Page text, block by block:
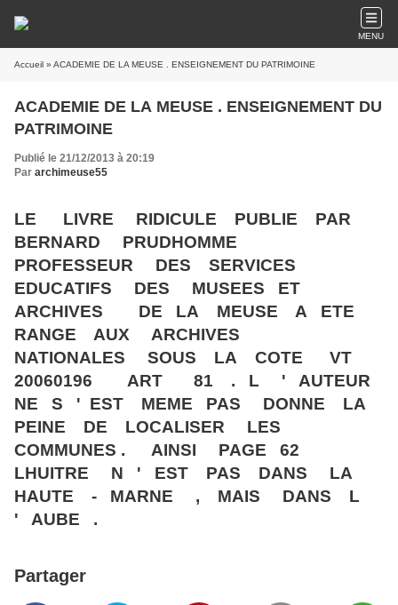
MENU
Accueil » ACADEMIE DE LA MEUSE . ENSEIGNEMENT DU PATRIMOINE
ACADEMIE DE LA MEUSE . ENSEIGNEMENT DU
PATRIMOINE
Publié le 21/12/2013 à 20:19
Par archimeuse55
LE LIVRE RIDICULE PUBLIE PAR
BERNARD PRUDHOMME
PROFESSEUR DES SERVICES
EDUCATIFS DES MUSEES ET
ARCHIVES DE LA MEUSE A ETE
RANGE AUX ARCHIVES
NATIONALES SOUS LA COTE VT
20060196 ART 81 . L ' AUTEUR
NE S ' EST MEME PAS DONNE LA
PEINE DE LOCALISER LES
COMMUNES . AINSI PAGE 62
LHUITRE N ' EST PAS DANS LA
HAUTE - MARNE , MAIS DANS L
' AUBE .
Partager